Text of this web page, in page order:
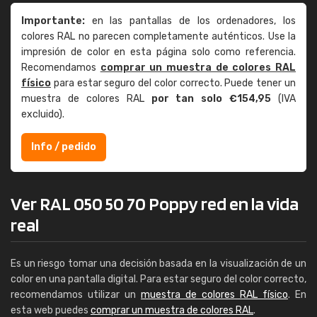
Importante: en las pantallas de los ordenadores, los
colores RAL no parecen completamente auténticos. Use la
impresión de color en esta página solo como referencia.
Recomendamos comprar un muestra de colores RAL
físico para estar seguro del color correcto. Puede tener un
muestra de colores RAL por tan solo €154,95 (IVA
excluido).
Info / pedido
Ver RAL 050 50 70 Poppy red en la vida
real
Es un riesgo tomar una decisión basada en la visualización de un
color en una pantalla digital. Para estar seguro del color correcto,
recomendamos utilizar un muestra de colores RAL físico. En
esta web puedes comprar un muestra de colores RAL.